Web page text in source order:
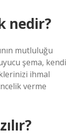
nedir?
mutluluğu
şema, kendi
ihmal
verme